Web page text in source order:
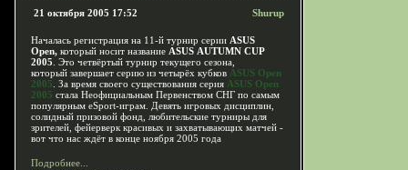
21 октября 2005 17:52 Shurup
Началась регистрация на 11-й турнир серии ASUS
Open, который носит название ASUS AUTUMN CUP
2005 . Это четвёртый турнир текущего сезона,
который завершает серию из четырёх кубков ASUS Open
2005 . За время своего существования серия ASUS Open
2005 стала Неофициальным Первенством СНГ по самым
популярным eSport-играм. Девять игровых дисциплин,
солидный призовой фонд, любительские турниры для
зрителей, фейерверк красивых и захватывающих матчей -
вот что нас ждёт в конце ноября 2005 года
Подробнее...